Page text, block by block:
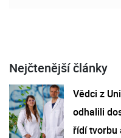
Nejčtenější články
Vědci z
odhalili
řídí tvorbu